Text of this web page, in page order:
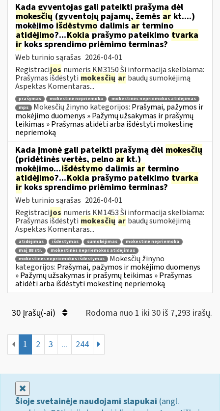
Kada gyventojas gali pateikti prašymą dėl
mokesčių (gyventojų pajamų, žemės ar kt....)
mokėjimo išdėstymo dalimis ar termino
atidėjimo?...Kokiaprašymo pateikimo tvarka
irkoks sprendimo priėmimo terminas?
Web turinio sąrašas 2026-04-01
Registracijos numeris KM3150 Ši informacija skelbiama:
Prašymas išdėstyti mokesčių ar baudų sumokėjimą
Aspektas Komentaras...
prašymas mokestinė nepriemoka
mokestinės nepriemokos atidėjimas
mps
Mokesčių žinyno kategorijos: Prašymai, pažymos ir
mokėjimo duomenys » Pažymų užsakymas ir prašymų
teikimas » Prašymas atidėti arba išdėstyti mokestinę
nepriemoką
Kada įmonė gali pateikti prašymą dėl mokesčių
(pridėtinės vertės, pelno ar kt.)
mokėjimo...išdėstymo dalimis ar termino
atidėjimo?...Kokiaprašymo pateikimo tvarka
irkoks sprendimo priėmimo terminas?
Web turinio sąrašas 2026-04-01
Registracijos numeris KM1453 Ši informacija skelbiama:
Prašymas išdėstyti mokesčių ar baudų sumokėjimą
Aspektas Komentaras...
atidėjimas išdėstymas sumokėjimas
mokestinė nepriemoka
maį 88 str.
mokestinės nepriemokos atidėjimas
mokestinės nepriemokos išdėstymas
Mokesčių žinyno
kategorijos: Prašymai, pažymos ir mokėjimo duomenys
» Pažymų užsakymas ir prašymų teikimas » Prašymas
atidėti arba išdėstyti mokestinę nepriemoką
30 Įrašų(-ai) Rodoma nuo 1 iki 30 iš 7,293 irašų.
1 2 3 ... 244
Šioje svetainėje naudojami slapukai (angl.